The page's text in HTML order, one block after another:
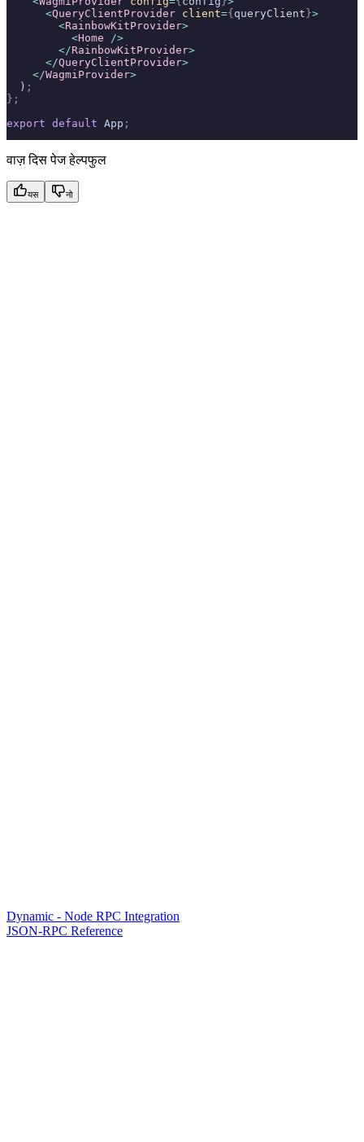
      <
QueryClientProvider client={queryClient}>
        <
RainbowKitProvider>
          <
Home />
        </
RainbowKitProvider>
      </
QueryClientProvider>
    </
WagmiProvider>
  )
;
};
export default App ;
वाज़ दिस पेज हेल्पफुल
यस नो
Dynamic - Node RPC Integration
JSON-RPC Reference